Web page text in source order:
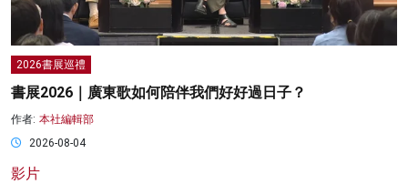
2026書展巡禮
書展2026｜廣東歌如何陪伴我們好好過日子？
作者: 本社編輯部
2026-08-04
影片